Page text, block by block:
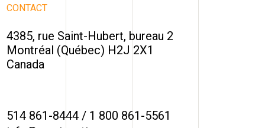
CONTACT
4385, rue Saint-Hubert, bureau 2
Montréal (Québec) H2J 2X1
Canada
514 861-8444 / 1 800 861-5561